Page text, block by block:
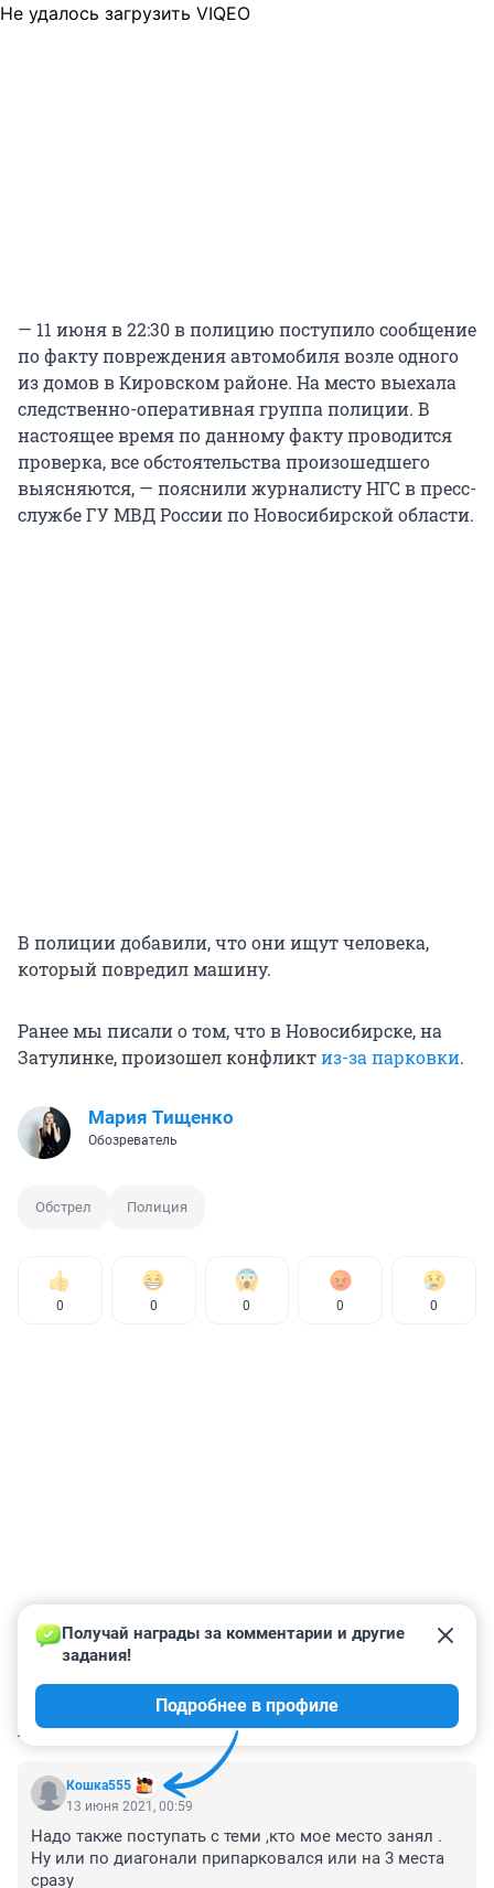
Не удалось загрузить VIQEO
— 11 июня в 22:30 в полицию поступило сообщение
по факту повреждения автомобиля возле одного
из домов в Кировском районе. На место выехала
следственно-оперативная группа полиции. В
настоящее время по данному факту проводится
проверка, все обстоятельства произошедшего
выясняются, — пояснили журналисту НГС в пресс-
службе ГУ МВД России по Новосибирской области.
В полиции добавили, что они ищут человека,
который повредил машину.
Ранее мы писали о том, что в Новосибирске, на
Затулинке, произошел конфликтиз-за парковки.
Мария Тищенко
Обозреватель
Обстрел Полиция
0 0 0 0 0
КОММЕНТАРИИ 30
Кошка555
Получай награды за комментарии и другие
задания!
Подробнее в профиле
13 июня 2021, 00:59
Надо также поступать с теми ,кто мое место занял .
Ну или по диагонали припарковался или на 3 места
сразу